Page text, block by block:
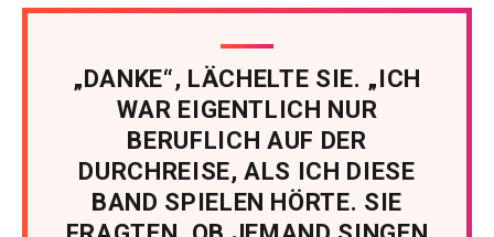
„DANKE“, LÄCHELTE SIE. „ICH
WAR EIGENTLICH NUR
BERUFLICH AUF DER
DURCHREISE, ALS ICH DIESE
BAND SPIELEN HÖRTE. SIE